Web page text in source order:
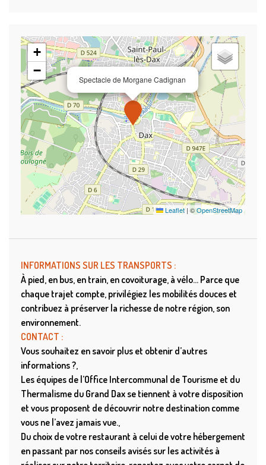
Spectacle de Morgane Cadignan
+
−
Leaflet | ©OpenStreetMap
INFORMATIONS SUR LES TRANSPORTS :
À pied, en bus, en train, en covoiturage, à vélo… Parce que
chaque trajet compte, privilégiez les mobilités douces et
contribuez à préserver la richesse de notre région, son
environnement.
CONTACT :
Vous souhaitez en savoir plus et obtenir d’autres
informations ?
Les équipes de l’Office Intercommunal de Tourisme et du
Thermalisme du Grand Dax se tiennent à votre disposition
et vous proposent de découvrir notre destination comme
vous ne l’avez jamais vue.
Du choix de votre restaurant à celui de votre hébergement
en passant par nos conseils avisés sur les activités à